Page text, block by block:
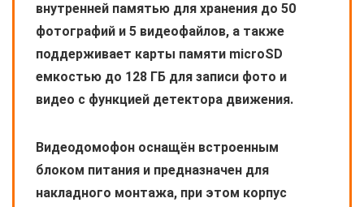
внутренней памятью для хранения до 50
фотографий и 5 видеофайлов, а также
поддерживает карты памяти microSD
емкостью до 128 ГБ для записи фото и
видео с функцией детектора движения.
Видеодомофон оснащён встроенным
блоком питания и предназначен для
накладного монтажа, при этом корпус